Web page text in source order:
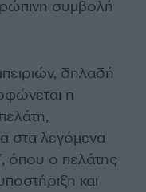
συμβολή
δηλαδή
η
στα λεγόμενα
όπου ο πελάτης
και